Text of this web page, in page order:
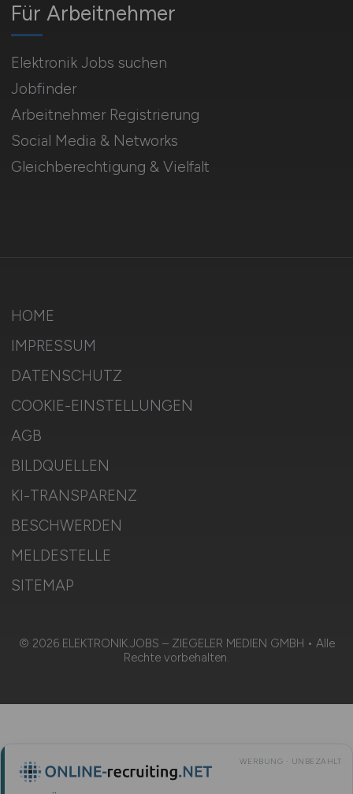
Für Arbeitnehmer
Elektronik Jobs suchen
Jobfinder
Arbeitnehmer Registrierung
Social Media & Networks
Gleichberechtigung & Vielfalt
HOME
IMPRESSUM
DATENSCHUTZ
COOKIE-EINSTELLUNGEN
AGB
BILDQUELLEN
KI-TRANSPARENZ
BESCHWERDEN
MELDESTELLE
SITEMAP
© 2026 ELEKTRONIK.JOBS – ZIEGELER MEDIEN GMBH • Alle
Rechte vorbehalten.
WERBUNG · UNBEZAHLT